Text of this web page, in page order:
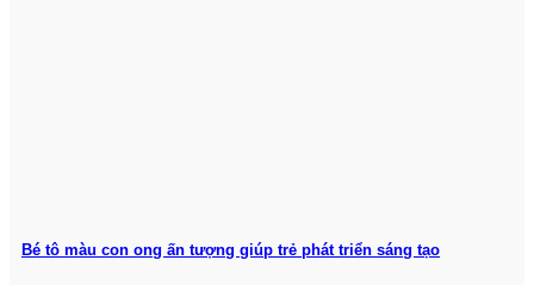
Bé tô màu con ong ấn tượng giúp trẻ phát triển sáng tạo